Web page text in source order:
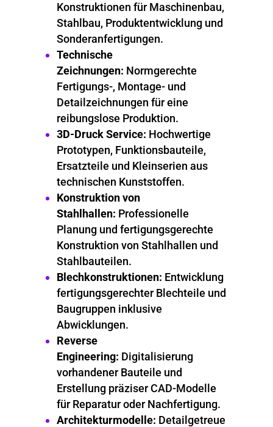
Konstruktionen für Maschinenbau,
Stahlbau, Produktentwicklung und
Sonderanfertigungen.
Technische
Zeichnungen: Normgerechte
Fertigungs-, Montage- und
Detailzeichnungen für eine
reibungslose Produktion.
3D-Druck Service: Hochwertige
Prototypen, Funktionsbauteile,
Ersatzteile und Kleinserien aus
technischen Kunststoffen.
Konstruktion von
Stahlhallen: Professionelle
Planung und fertigungsgerechte
Konstruktion von Stahlhallen und
Stahlbauteilen.
Blechkonstruktionen: Entwicklung
fertigungsgerechter Blechteile und
Baugruppen inklusive
Abwicklungen.
Reverse
Engineering: Digitalisierung
vorhandener Bauteile und
Erstellung präziser CAD-Modelle
für Reparatur oder Nachfertigung.
Architekturmodelle: Detailgetreue